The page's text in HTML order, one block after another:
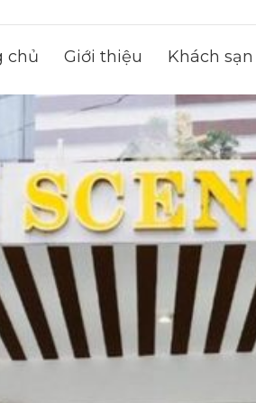
chủ Giới thiệu Khách sạn